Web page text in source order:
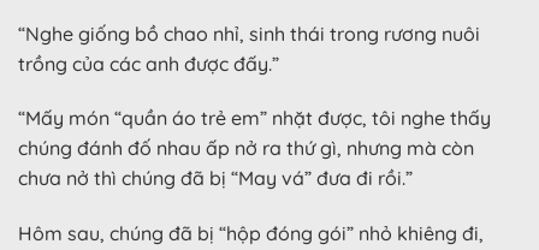
“Nghe giống bồ chao nhỉ, sinh thái trong rương nuôi
trồng của các anh được đấy.”
“Mấy món “quần áo trẻ em” nhặt được, tôi nghe thấy
chúng đánh đố nhau ấp nở ra thứ gì, nhưng mà còn
chưa nở thì chúng đã bị “May vá” đưa đi rồi.”
Hôm sau, chúng đã bị “hộp đóng gói” nhỏ khiêng đi,